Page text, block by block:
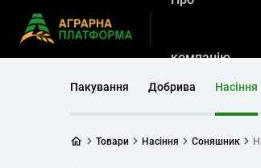
компанію
Пакування Добрива Насіння
Товари Насіння Соняшник